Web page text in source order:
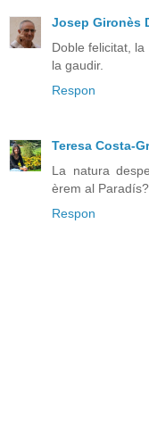
Josep Gironès
Doble felicitat,
la gaudir.
Respon
Teresa Costa-
La natura
èrem al Paradís?
Respon